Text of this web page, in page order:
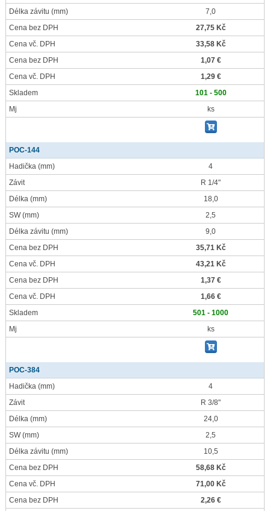
Délka závitu (mm)
7,0
Cena bez DPH
27,75 Kč
Cena vč. DPH
33,58 Kč
Cena bez DPH
1,07 €
Cena vč. DPH
1,29 €
Skladem
101 - 500
Mj
ks
POC-144
Hadička (mm)
4
Závit
R 1/4"
Délka (mm)
18,0
SW(mm)
2,5
Délka závitu (mm)
9,0
Cena bez DPH
35,71 Kč
Cena vč. DPH
43,21 Kč
Cena bez DPH
1,37 €
Cena vč. DPH
1,66 €
Skladem
501 - 1000
Mj
ks
POC-384
Hadička (mm)
4
Závit
R 3/8"
Délka (mm)
24,0
SW(mm)
2,5
Délka závitu (mm)
10,5
Cena bez DPH
58,68 Kč
Cena vč. DPH
71,00 Kč
Cena bez DPH
2,26 €